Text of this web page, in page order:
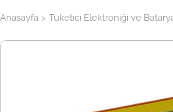
Anasayfa > Tüketici Elektroniği ve